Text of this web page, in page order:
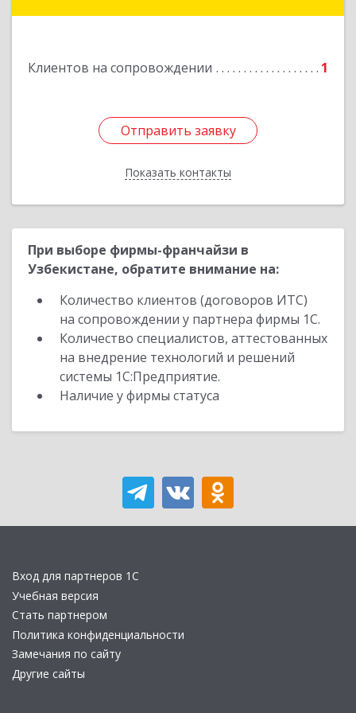
Клиентов на сопровождении 1
Отправить заявку
Показать контакты
Отправить заявку
Назад
При выборе фирмы-франчайзи в
Узбекистане, обратите внимание на:
Количество клиентов (договоров ИТС)
на сопровождении у партнера фирмы 1С.
Количество специалистов, аттестованных
на внедрение технологий и решений
системы 1С:Предприятие.
Наличие у фирмы статуса
Вход для партнеров 1С
Учебная версия
Стать партнером
Политика конфиденциальности
Замечания по сайту
Другие сайты